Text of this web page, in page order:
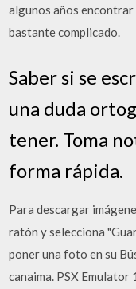
algunos años
bastante complicado.
Saber si se
una duda
tener. Toma
forma rápida.
Para descargar
ratón y selecciona
poner una foto en su
canaima. PSX